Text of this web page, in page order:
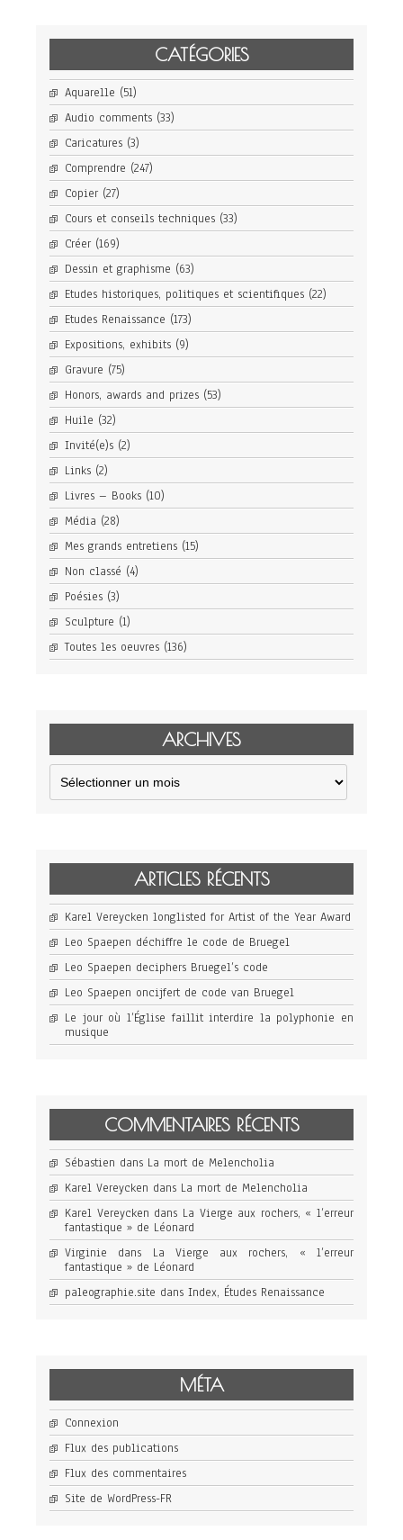
CATÉGORIES
Aquarelle (51)
Audio comments (33)
Caricatures (3)
Comprendre (247)
Copier (27)
Cours et conseils techniques (33)
Créer (169)
Dessin et graphisme (63)
Etudes historiques, politiques et scientifiques (22)
Etudes Renaissance (173)
Expositions, exhibits (9)
Gravure (75)
Honors, awards and prizes (53)
Huile (32)
Invité(e)s (2)
Links (2)
Livres – Books (10)
Média (28)
Mes grands entretiens (15)
Non classé (4)
Poésies (3)
Sculpture (1)
Toutes les oeuvres (136)
ARCHIVES
Archives
ARTICLES RÉCENTS
Karel Vereycken longlisted for Artist of the Year Award
Leo Spaepen déchiffre le code de Bruegel
Leo Spaepen deciphers Bruegel’s code
Leo Spaepen oncijfert de code van Bruegel
Le jour où l’Église faillit interdire la polyphonie en
musique
COMMENTAIRES RÉCENTS
Sébastien dans La mort de Melencholia
Karel Vereycken dans La mort de Melencholia
Karel Vereycken dans La Vierge aux rochers, « l’erreur
fantastique » de Léonard
Virginie dans La Vierge aux rochers, « l’erreur
fantastique » de Léonard
paleographie.site dans Index, Études Renaissance
MÉTA
Connexion
Flux des publications
Flux des commentaires
Site de WordPress-FR